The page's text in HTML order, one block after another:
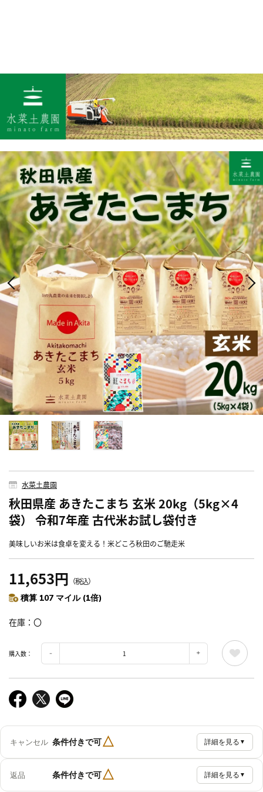
水菜土農園
秋田県産 あきたこまち 玄米 20kg（5kg×4
袋） 令和7年産 古代米お試し袋付き
美味しいお米は食卓を変える！米どころ秋田のご馳走米
11,653円 （税込）
積算 107 マイル (1倍)
在庫 〇
購入数：
キャンセル 条件付きで可△ 詳細を見る ▼
返品 条件付きで可△ 詳細を見る ▼